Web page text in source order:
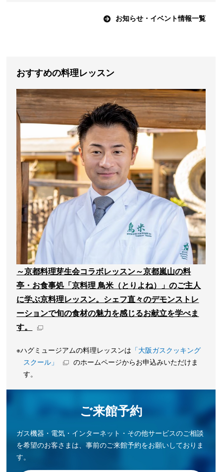
お知らせ・イベント情報一覧
おすすめの料理レッスン
～京都料理芽生会コラボレッスン～京都嵐山の料
亭・お食事処「京料理 鳥米（とりよね）」のご主人
に学ぶ京料理レッスン。シェフ直々のデモンストレ
ーションで旬の食材の魅力を感じるお献立を学べま
す。
※ハグミュージアムの料理レッスンは 「大阪ガスクッキング
スクール」
のホームページからお申込みいただけま
す。
ご来館予約
ガス機器・電気・インターネット・その他サービスのご相談
を希望のお客さまは、事前のご来館予約をお願いしておりま
す。